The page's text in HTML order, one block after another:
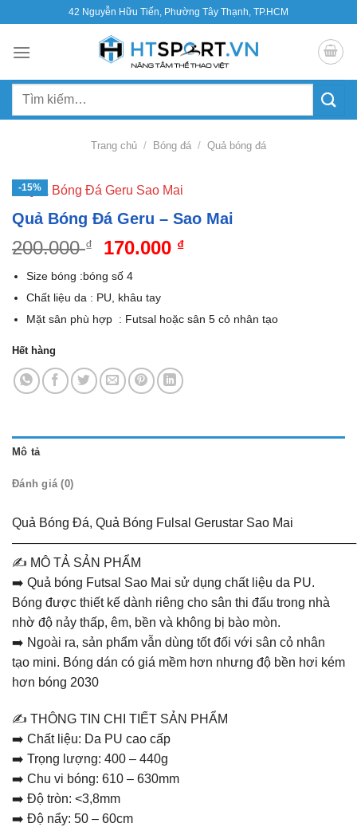
nội
42 Nguyễn Hữu Tiến, Phường Tây Thạnh, TP.HCM
Tìm
Trang chủ / Bóng đá / Quả bóng đá
-15%
Quả Bóng Đá Geru – Sao Mai
200.000₫
Giá
gốc
là:
200.000 ₫.
170.000 ₫Giá
170.000 ₫.
Size bóng :bóng số 4
Chất liệu da : PU, khâu tay
Mặt sân phù hợp : Futsal hoặc sân 5 cỏ nhân tạo
Hết hàng
Mô tả
Đánh giá (0)
Quả Bóng Đá, Quả Bóng Fulsal Gerustar Sao Mai
✍️ MÔ TẢ SẢN PHẨM
➡️ Quả bóng Futsal Sao Mai sử dụng chất liệu da PU.
Bóng được thiết kế dành riêng cho sân thi đấu trong nhà
nhờ độ nảy thấp, êm, bền và không bị bào mòn.
➡️ Ngoài ra, sản phẩm vẫn dùng tốt đối với sân cỏ nhân
tạo mini. Bóng dán có giá mềm hơn nhưng độ bền hơi kém
hơn bóng 2030
✍️ THÔNG TIN CHI TIẾT SẢN PHẨM
➡️ Chất liệu: Da PU cao cấp
➡️ Trọng lượng: 400 – 440g
➡️ Chu vi bóng: 610 – 630mm
➡️ Độ tròn: <3,8mm
➡️ Độ nẩy: 50 – 60cm